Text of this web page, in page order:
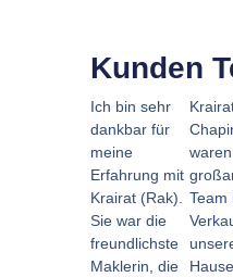
Kunden
Ich bin sehr
dankbar für
meine
Erfahrung mit
Krairat (Rak).
Sie war die
freundlichste
Maklerin, die
Team